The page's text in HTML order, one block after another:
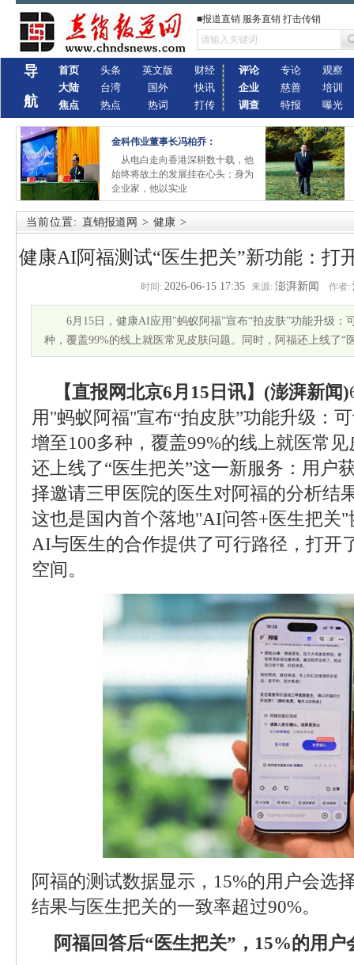
■报道直销 服务直销 打击传销
导
航
首页
大陆
焦点
头条
台湾
热点
英文版
国外
热词
财经
快讯
打传
评论
企业
调查
专论
慈善
特报
观察
培训
曝光
金科伟业董事长冯柏乔：
从电白走向香港深耕数十载，他
始终将故土的发展挂在心头；身为
企业家，他以实业
当前位置: 直销报道网 > 健康 >
健康AI阿福测试“医生把关”新功能：打
时间: 2026-06-15 17:35 来源: 澎湃新闻 作者:
6月15日，健康AI应用"蚂蚁阿福"宣布“拍皮肤”功能升级：
种，覆盖99%的线上就医常见皮肤问题。同时，阿福还上线了“
【直报网北京6月15日讯】(澎湃新闻)
用"蚂蚁阿福"宣布“拍皮肤”功能升级：
增至100多种，覆盖99%的线上就医常
还上线了“医生把关”这一新服务：用户
择邀请三甲医院的医生对阿福的分析结
这也是国内首个落地"AI问答+医生把关
AI与医生的合作提供了可行路径，打开
空间。
阿福的测试数据显示，15%的用户会选
结果与医生把关的一致率超过90%。
阿福回答后“医生把关”，15%的用户